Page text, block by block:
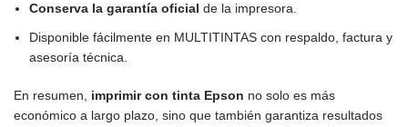
Conserva la garantía oficial de la impresora.
Disponible fácilmente en MULTITINTAS con respaldo, factura y
asesoría técnica.
En resumen, imprimir con tinta Epson no solo es más
económico a largo plazo, sino que también garantiza resultados